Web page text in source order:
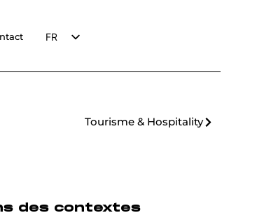
FR
Tourisme & Hospitality
des contextes